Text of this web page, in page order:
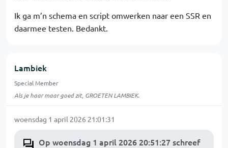
Ik ga m’n schema en script omwerken naar een SSR en
daarmee testen. Bedankt.
Lambiek
Special Member
Als je haar maar goed zit, GROETEN LAMBIEK.
woensdag 1 april 2026 21:01:31
Op woensdag 1 april 2026 20:51:27 schreef